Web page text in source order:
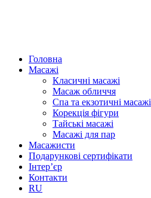
Головна
Масажі
Класичні масажі
Масаж обличчя
Спа та екзотичні масажі
Корекція фігури
Тайські масажі
Масажі для пар
Масажисти
Подарункові сертифікати
Інтер’єр
Контакти
RU